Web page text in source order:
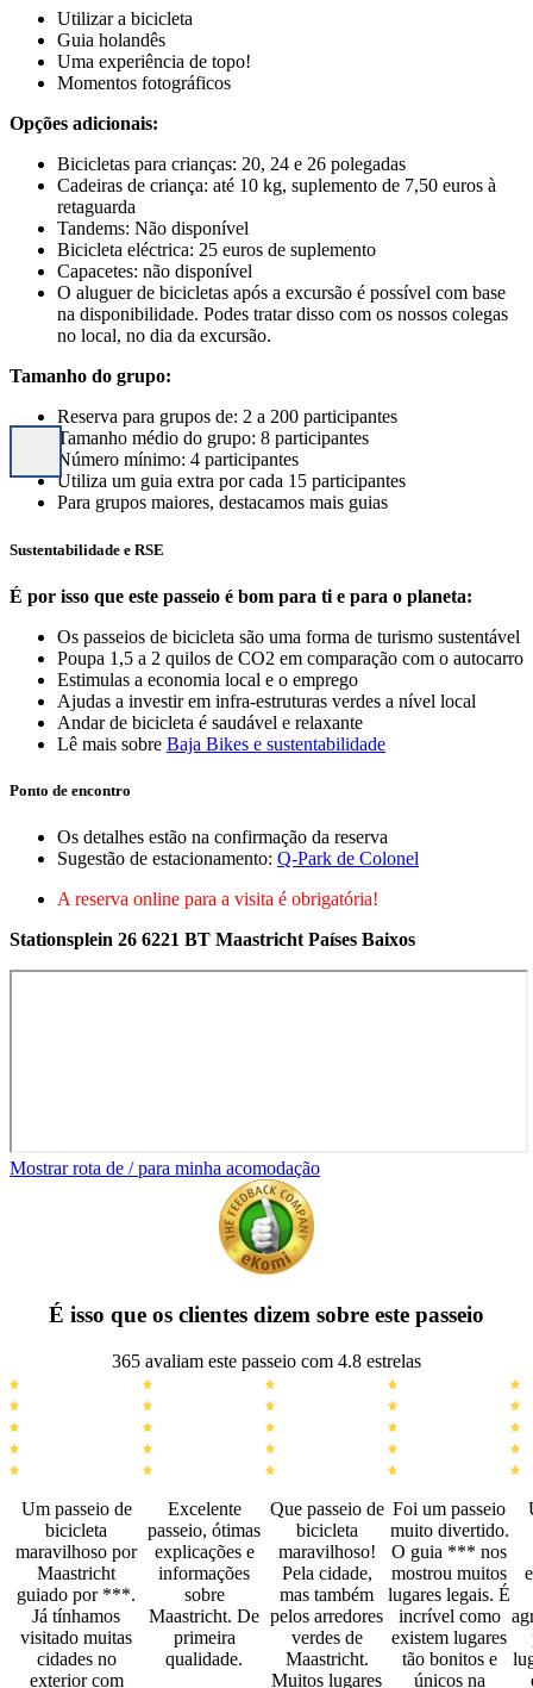
Utilizar a bicicleta
Guia holandês
Uma experiência de topo!
Momentos fotográficos
Opções adicionais:
Bicicletas para crianças: 20, 24 e 26 polegadas
Cadeiras de criança: até 10 kg, suplemento de 7,50 euros à
retaguarda
Tandems: Não disponível
Bicicleta eléctrica: 25 euros de suplemento
Capacetes: não disponível
O aluguer de bicicletas após a excursão é possível com base
na disponibilidade. Podes tratar disso com os nossos colegas
no local, no dia da excursão.
Tamanho do grupo:
Reserva para grupos de: 2 a 200 participantes
Tamanho médio do grupo: 8 participantes
Número mínimo: 4 participantes
Utiliza um guia extra por cada 15 participantes
Para grupos maiores, destacamos mais guias
Sustentabilidade e RSE
É por isso que este passeio é bom para ti e para o planeta:
Os passeios de bicicleta são uma forma de turismo sustentável
Poupa 1,5 a 2 quilos de CO2 em comparação com o autocarro
Estimulas a economia local e o emprego
Ajudas a investir em infra-estruturas verdes a nível local
Andar de bicicleta é saudável e relaxante
Lê mais sobre Baja Bikes e sustentabilidade
Ponto de encontro
Os detalhes estão na confirmação da reserva
Sugestão de estacionamento: Q-Park de Colonel
A reserva online para a visita é obrigatória!
Stationsplein 26 6221 BT Maastricht Países Baixos
Mostrar rota de / para minha acomodação
É isso que os clientes dizem sobre este passeio
365 avaliam este passeio com 4.8 estrelas
Um passeio de
bicicleta
maravilhoso por
Maastricht
guiado por ***.
Já tínhamos
visitado muitas
cidades no
exterior com
Excelente
passeio, ótimas
explicações e
informações
sobre
Maastricht. De
primeira
qualidade.
Que passeio de
bicicleta
maravilhoso!
Pela cidade,
mas também
pelos arredores
verdes de
Maastricht.
Muitos lugares
Foi um passeio
muito divertido.
O guia *** nos
mostrou muitos
lugares legais. É
incrível como
existem lugares
tão bonitos e
únicos na